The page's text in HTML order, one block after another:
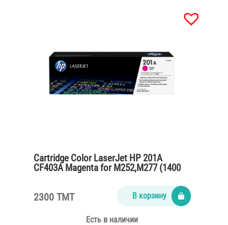
Cartridge Color LaserJet HP 201A
CF403A Magenta for M252,M277 (1400
2300 TMT В корзину
Есть в наличии